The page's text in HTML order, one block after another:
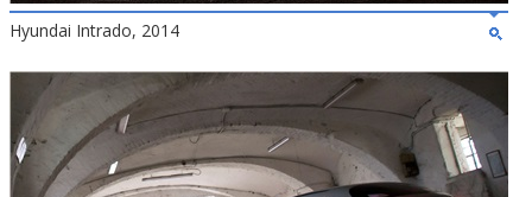
Hyundai Intrado, 2014